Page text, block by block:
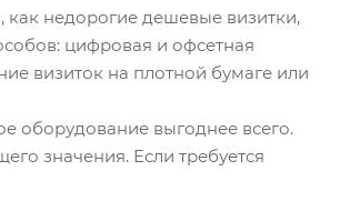
как недорогие дешевые визитки,
цифровая и офсетная
визиток на плотной бумаге или
оборудование выгоднее всего.
значения. Если требуется